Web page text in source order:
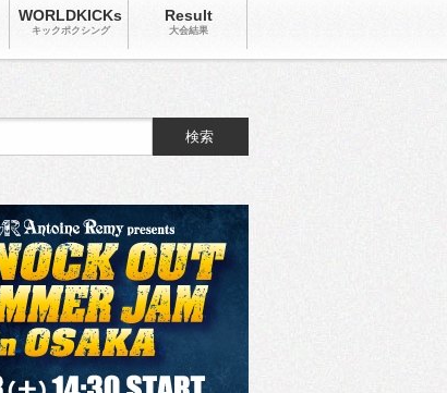
WORLDKICKs
キックポクシング
Result
大会結果